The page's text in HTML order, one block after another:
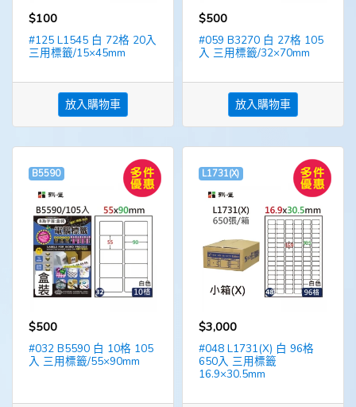
$100
#125 L1545 白 72格 20入
三用標籤/15×45mm
放入購物車
$500
#059 B3270 白 27格 105
入 三用標籤/32×70mm
放入購物車
B5590
$500
#032 B5590 白 10格 105
入 三用標籤/55×90mm
L1731(X)
$3,000
#048 L1731(X) 白 96格
650入 三用標籤
16.9×30.5mm